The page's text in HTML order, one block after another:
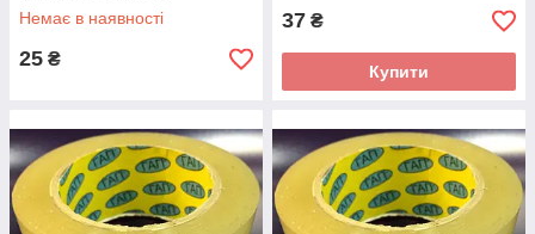
Немає в наявності
25 ₴
37 ₴
Купити